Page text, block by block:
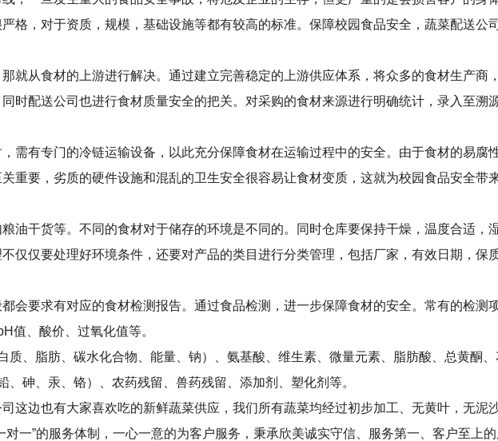
格，对于资质，规模，基础设施等都有较高的标准。保障校园食品安全， 蔬菜配送公司
就从食材的上游进行解决。通过建立完善稳定的上游供应体系，将众多的食材生产商
时配送公司也进行食材质量安全的把关。对采购的食材来源进行明确统计，录入至溯
需有专门的冷链运输设备，以此充分保障食材在运输过程中的安全。由于食材的易腐
重要，劣质的硬件设施和混乱的卫生安全很容易让食材变质，这就为校园食品安全带
油干货等。不同的食材对于储存的环境是不同的。同时仓库要保持干燥，温度合适，
仅仅要处理好环境条件，还要对产品的类目进行分类管理，包括厂家，有效日期，保
会要求有对应的食材检测报告。通过食品检测，进一步保障食材的安全。常有的检测
值、酸价、过氧化值等。
质、脂肪、碳水化合物、能量、钠）、氨基酸、维生素、微量元素、脂肪酸、总黄酮、
、砷、汞、铬）、农药残留、兽药残留、添加剂、塑化剂等。
这边也有大家喜欢吃的新鲜蔬菜供应，我们所有蔬菜均经过初步加工、无黄叶，无泥
对一”的服务体制，一心一意的为客户服务，秉承欣美诚实守信、服务第一、客户至上